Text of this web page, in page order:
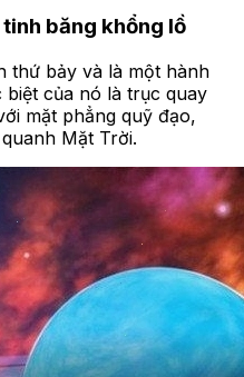
băng khổng lồ
thứ bảy và là một hành
của nó là trục quay
mặt phẳng quỹ đạo,
Mặt Trời.